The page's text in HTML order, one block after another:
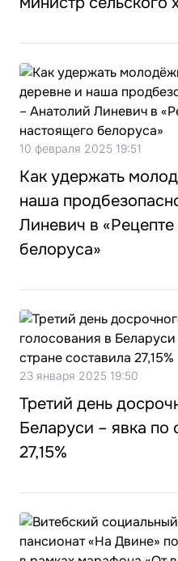
10 февраля 2025 19:51
Как удержать
наша
Линевич в
белоруса»
23 января 2025 19:50
Третий день
Беларуси – явка по
27,15%